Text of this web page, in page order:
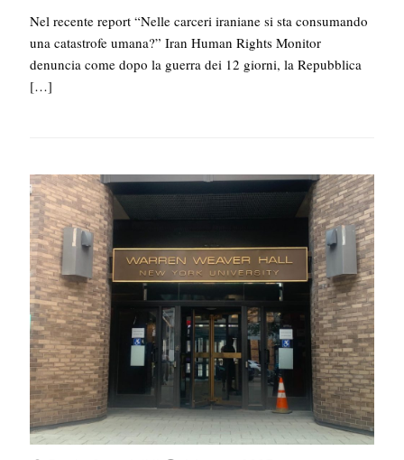
Nel recente report “Nelle carceri iraniane si sta consumando
una catastrofe umana?” Iran Human Rights Monitor
denuncia come dopo la guerra dei 12 giorni, la Repubblica
[…]